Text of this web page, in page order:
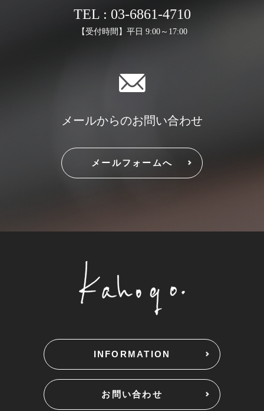
TEL : 03-6861-4710
【受付時間】平日 9:00～17:00
メールからのお問い合わせ
メールフォームへ
INFORMATION
お問い合わせ